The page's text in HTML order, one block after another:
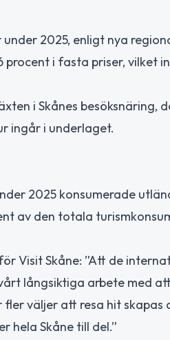
2025, enligt nya
i fasta priser, vilket
i Skånes besöksnäring,
ingår i underlaget.
2025 konsumerade
av den totala
Visit Skåne: ”Att de
långsiktiga arbete med
väljer att resa hit skapas
hela Skåne till del.”